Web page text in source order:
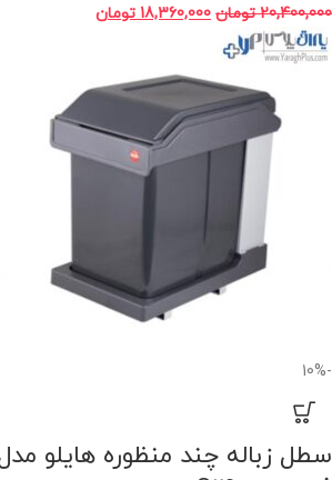
20,400,000 تومان 18,360,000 تومان
-10%
سطل زباله چند منظوره هایلو